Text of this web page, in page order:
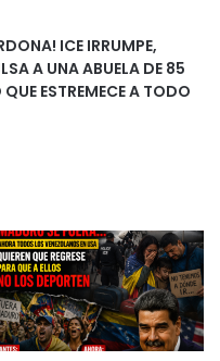
ICE IRRUMPE,
A UNA ABUELA DE 85
ESTREMECE A TODO